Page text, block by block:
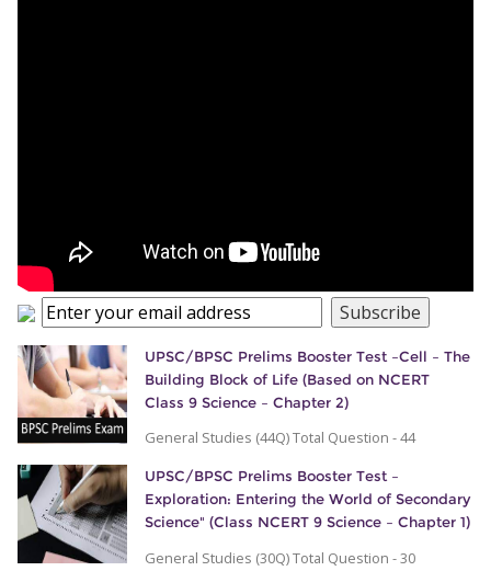
UPSC/BPSC Prelims Booster Test –Cell – The
Building Block of Life (Based on NCERT
Class 9 Science – Chapter 2)
General Studies (44Q) Total Question - 44
UPSC/BPSC Prelims Booster Test –
Exploration: Entering the World of Secondary
Science" (Class NCERT 9 Science – Chapter 1)
General Studies (30Q) Total Question - 30